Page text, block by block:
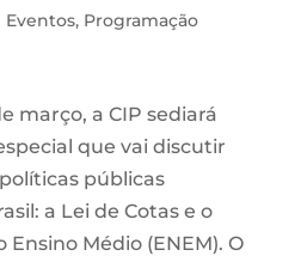
Eventos, Programação
março, a CIP sediará
que vai discutir
públicas
a Lei de Cotas e o
Ensino Médio (ENEM). O